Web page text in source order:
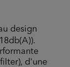
design
d'une